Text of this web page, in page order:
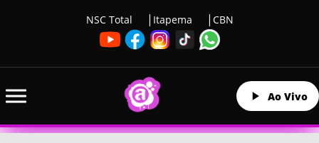
NSC Total Itapema CBN
Ao Vivo